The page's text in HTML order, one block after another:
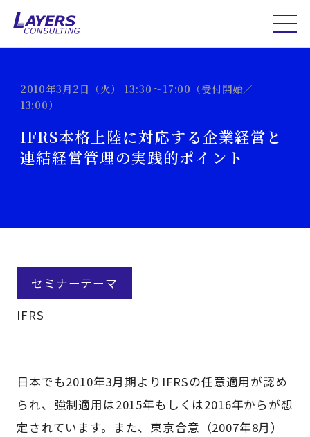
2010年3月2日（火） 13:30～17:00（受付開始／
13:00）
IFRS本格上陸に対応する企業経営と
連結経営管理の実践的ポイント
セミナーテーマ
IFRS
日本でも2010年3月期よりIFRSの任意適用が認め
られ、強制適用は2015年もしくは2016年からが想
定されています。また、東京合意（2007年8月）